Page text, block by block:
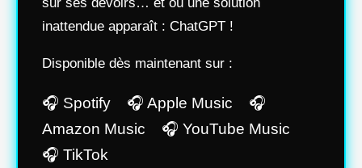
inattendue apparaît : ChatGPT !
Disponible dès maintenant sur :
🎧 Spotify 🎧 Apple Music 🎧
Amazon Music 🎧 YouTube Music
🎧 TikTok